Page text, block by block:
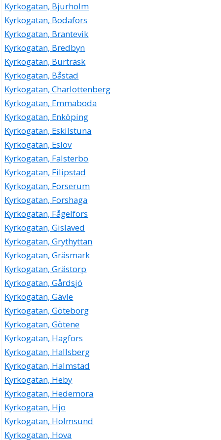
Kyrkogatan, Bjurholm
Kyrkogatan, Bodafors
Kyrkogatan, Brantevik
Kyrkogatan, Bredbyn
Kyrkogatan, Burträsk
Kyrkogatan, Båstad
Kyrkogatan, Charlottenberg
Kyrkogatan, Emmaboda
Kyrkogatan, Enköping
Kyrkogatan, Eskilstuna
Kyrkogatan, Eslöv
Kyrkogatan, Falsterbo
Kyrkogatan, Filipstad
Kyrkogatan, Forserum
Kyrkogatan, Forshaga
Kyrkogatan, Fågelfors
Kyrkogatan, Gislaved
Kyrkogatan, Grythyttan
Kyrkogatan, Gräsmark
Kyrkogatan, Grästorp
Kyrkogatan, Gårdsjö
Kyrkogatan, Gävle
Kyrkogatan, Göteborg
Kyrkogatan, Götene
Kyrkogatan, Hagfors
Kyrkogatan, Hallsberg
Kyrkogatan, Halmstad
Kyrkogatan, Heby
Kyrkogatan, Hedemora
Kyrkogatan, Hjo
Kyrkogatan, Holmsund
Kyrkogatan, Hova